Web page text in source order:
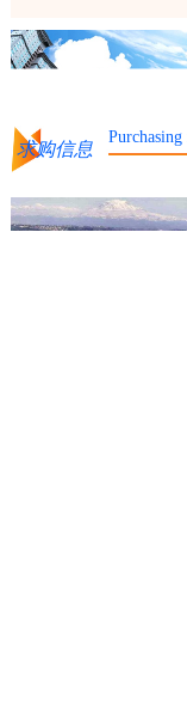
求购信息